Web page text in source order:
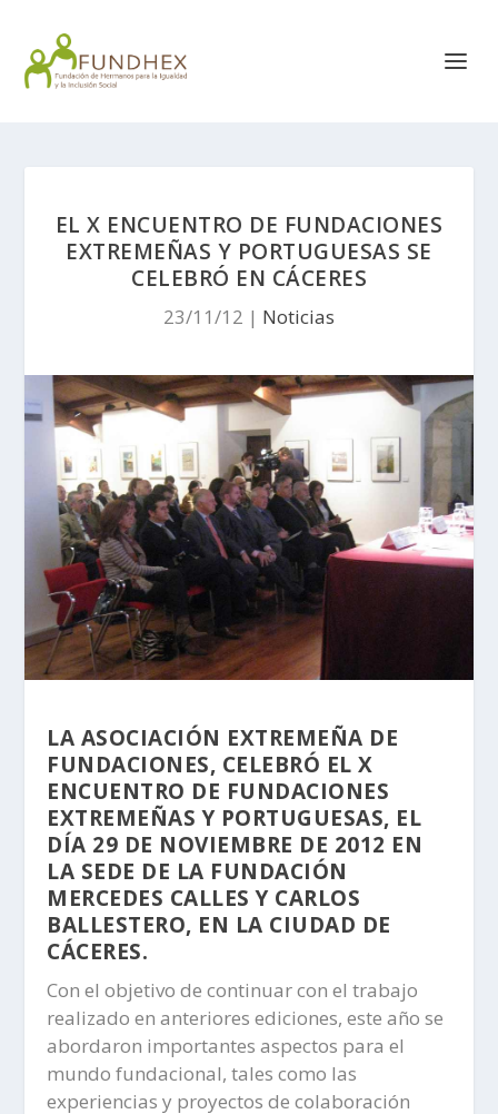
EL X ENCUENTRO DE FUNDACIONES
EXTREMEÑAS Y PORTUGUESAS SE
CELEBRÓ EN CÁCERES
23/11/12 | Noticias
LA ASOCIACIÓN EXTREMEÑA DE
FUNDACIONES, CELEBRÓ EL X
ENCUENTRO DE FUNDACIONES
EXTREMEÑAS Y PORTUGUESAS, EL
DÍA 29 DE NOVIEMBRE DE 2012 EN
LA SEDE DE LA FUNDACIÓN
MERCEDES CALLES Y CARLOS
BALLESTERO, EN LA CIUDAD DE
CÁCERES.
Con el objetivo de continuar con el trabajo
realizado en anteriores ediciones, este año se
abordaron importantes aspectos para el
mundo fundacional, tales como las
experiencias y proyectos de colaboración